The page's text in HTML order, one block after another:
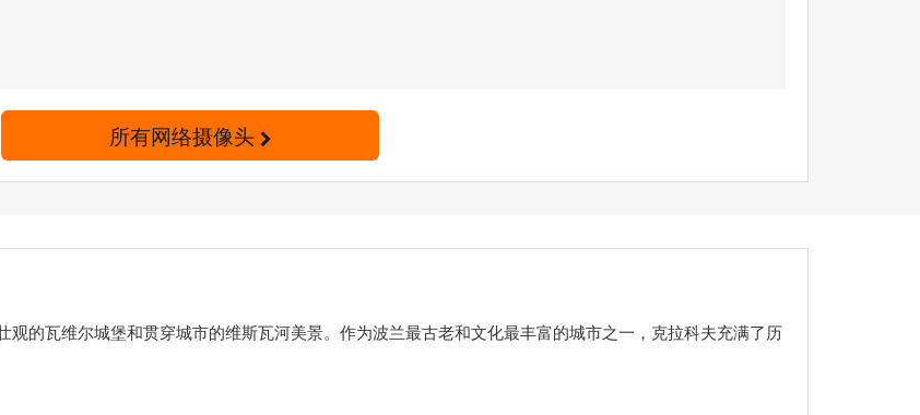
所有网络摄像头
观的瓦维尔城堡和贯穿城市的维斯瓦河美景。作为波兰最古老和文化最丰富的城市之一，克拉科夫充满了历